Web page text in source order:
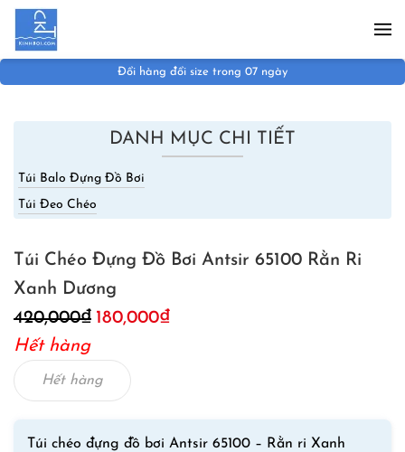
Skip to main content
Đổi hàng đổi size trong 07 ngày
DANH MỤC CHI TIẾT
Túi Balo Đựng Đồ Bơi
Túi Đeo Chéo
Túi Chéo Đựng Đồ Bơi Antsir 65100 Rằn Ri
Xanh Dương
420,000₫ Giá
là:
420,000₫.
180,000₫Giá
Hết hàng
Hết hàng
Túi chéo đựng đồ bơi Antsir 65100 – Rằn ri Xanh